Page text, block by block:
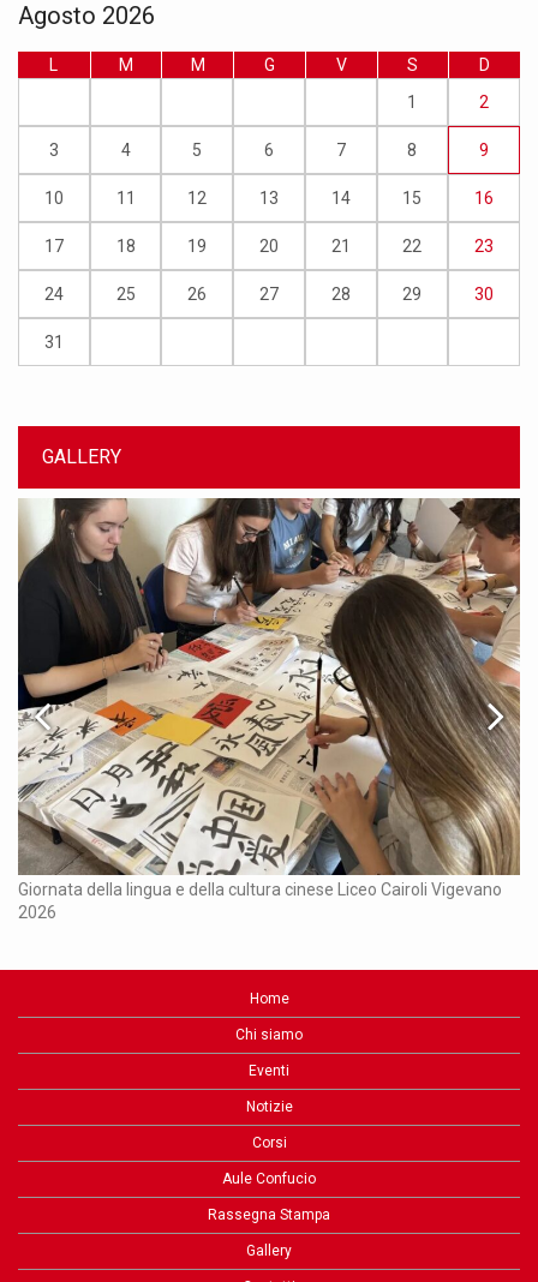
Agosto 2026
L M M G V S
D
1
2
3 4 5 6 7 8 9
10 11 12 13 14 15 16
17 18 19 20 21 22 23
24 25 26 27 28 29 30
31
GALLERY
Giornata della lingua e della cultura cinese Liceo Cairoli Vigevano
2026
Home
Chi siamo
Eventi
Notizie
Corsi
Aule Confucio
Rassegna Stampa
Gallery